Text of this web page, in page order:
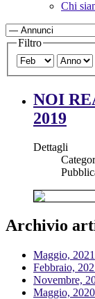
Chi
Filtro
NOI
2019
Dettagli
Archivio
Maggio, 2021
Febbraio,
Novembre,
Maggio, 2020